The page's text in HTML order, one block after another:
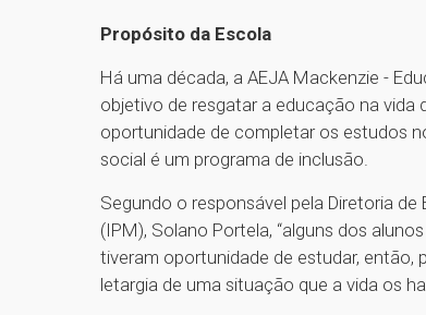
Propósito da Escola
Há uma década, a AEJA Mackenzie -
objetivo de resgatar a educação na vida
oportunidade de completar os estudos
social é um programa de inclusão.
Segundo o responsável pela Diretoria
(IPM), Solano Portela, “alguns dos
tiveram oportunidade de estudar, então,
letargia de uma situação que a vida os